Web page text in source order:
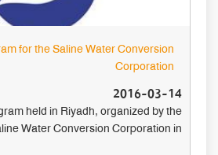
for the Saline Water Conversion
Corporation
2016-03-14
held in Riyadh, organized by the
Water Conversion Corporation in…